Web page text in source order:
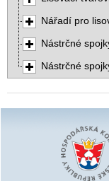
Nářadí pro
Nástrčné
Nástrčné